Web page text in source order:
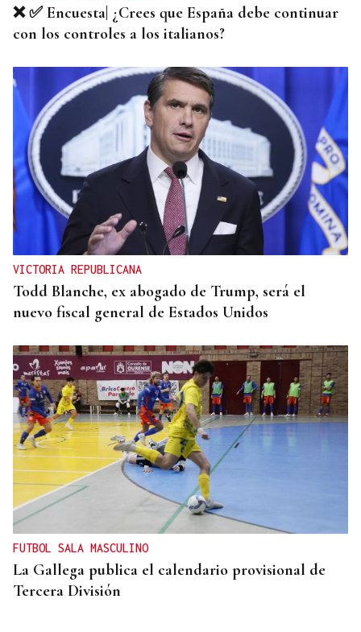
❌ ✅ Encuesta| ¿Crees que España debe continuar
con los controles a los italianos?
VICTORIA REPUBLICANA
Todd Blanche, ex abogado de Trump, será el
nuevo fiscal general de Estados Unidos
FUTBOL SALA MASCULINO
La Gallega publica el calendario provisional de
Tercera División